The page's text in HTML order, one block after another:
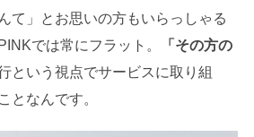
て」とお思いの方もいらっしゃる
では常にフラット。
「その方の
という視点でサービスに取り組
となんです。